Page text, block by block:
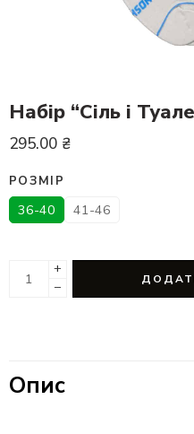
Набір “Сіль і
295.00 ₴
РОЗМІР
36-40 41-46
+
−
Опис